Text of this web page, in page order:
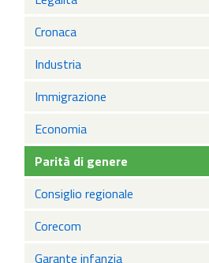
Cronaca
Industria
Immigrazione
Economia
Parità di genere
Consiglio regionale
Corecom
Garante infanzia